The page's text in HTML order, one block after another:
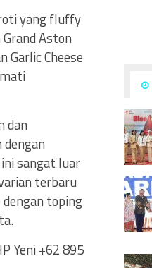
yang fluffy
Aston
Garlic Cheese
dan
sangat luar
terbaru
toping
Yeni +62 895